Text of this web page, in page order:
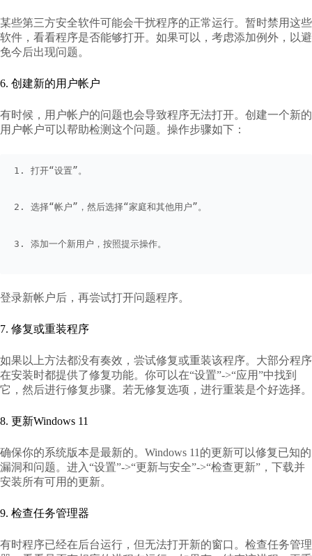
某些第三方安全软件可能会干扰程序的正常运行。暂时禁用这些
软件，看看程序是否能够打开。如果可以，考虑添加例外，以避
免今后出现问题。
6. 创建新的用户帐户
有时候，用户帐户的问题也会导致程序无法打开。创建一个新的
用户帐户可以帮助检测这个问题。操作步骤如下：
1. 打开“设置”。
2. 选择“帐户”，然后选择“家庭和其他用户”。
3. 添加一个新用户，按照提示操作。
登录新帐户后，再尝试打开问题程序。
7. 修复或重装程序
如果以上方法都没有奏效，尝试修复或重装该程序。大部分程序
在安装时都提供了修复功能。你可以在“设置”->“应用”中找到
它，然后进行修复步骤。若无修复选项，进行重装是个好选择。
8. 更新Windows 11
确保你的系统版本是最新的。Windows 11的更新可以修复已知的
漏洞和问题。进入“设置”->“更新与安全”->“检查更新”，下载并
安装所有可用的更新。
9. 检查任务管理器
有时程序已经在后台运行，但无法打开新的窗口。检查任务管理